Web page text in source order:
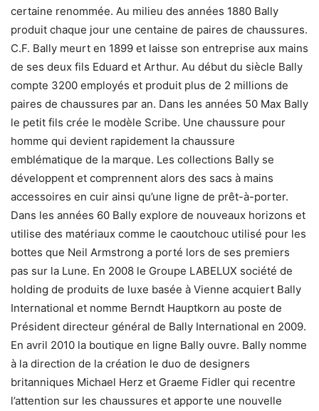
certaine renommée. Au milieu des années 1880 Bally
produit chaque jour une centaine de paires de chaussures.
C.F. Bally meurt en 1899 et laisse son entreprise aux mains
de ses deux fils Eduard et Arthur. Au début du siècle Bally
compte 3200 employés et produit plus de 2 millions de
paires de chaussures par an. Dans les années 50 Max Bally
le petit fils crée le modèle Scribe. Une chaussure pour
homme qui devient rapidement la chaussure
emblématique de la marque. Les collections Bally se
développent et comprennent alors des sacs à mains
accessoires en cuir ainsi qu’une ligne de prêt-à-porter.
Dans les années 60 Bally explore de nouveaux horizons et
utilise des matériaux comme le caoutchouc utilisé pour les
bottes que Neil Armstrong a porté lors de ses premiers
pas sur la Lune. En 2008 le Groupe LABELUX société de
holding de produits de luxe basée à Vienne acquiert Bally
International et nomme Berndt Hauptkorn au poste de
Président directeur général de Bally International en 2009.
En avril 2010 la boutique en ligne Bally ouvre. Bally nomme
à la direction de la création le duo de designers
britanniques Michael Herz et Graeme Fidler qui recentre
l’attention sur les chaussures et apporte une nouvelle